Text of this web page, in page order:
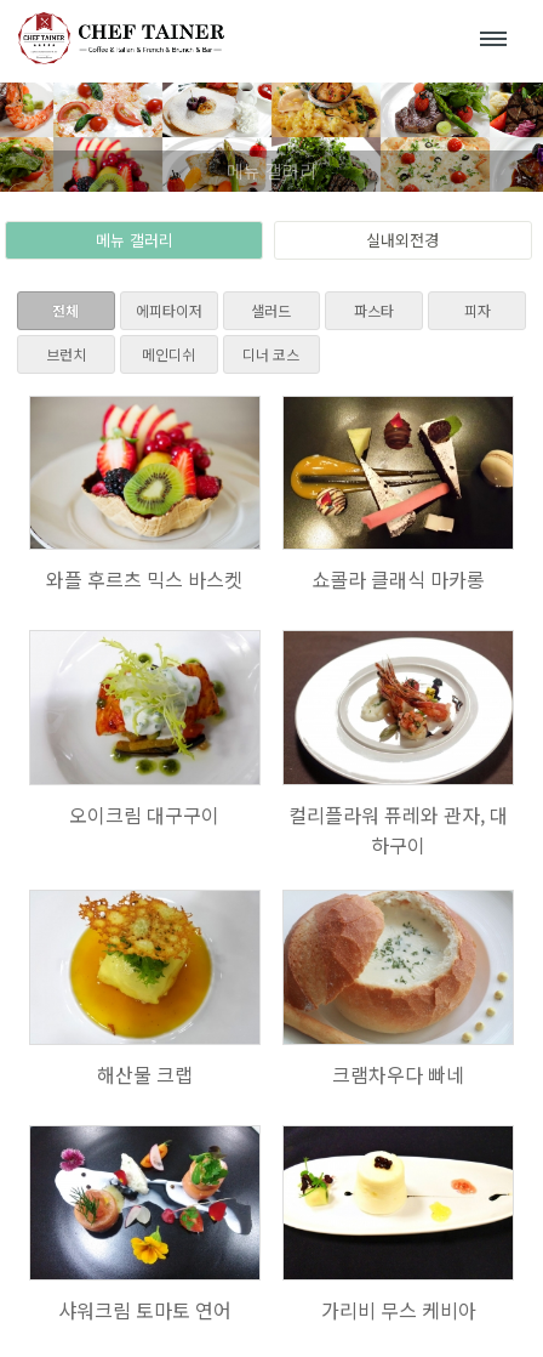
메뉴 갤러리
메뉴 갤러리 실내외전경
전체 에피타이저 샐러드 파스타 피자
브런치 메인디쉬 디너 코스
720
와플 후르츠 믹스 바스켓
754
쇼콜라 클래식 마카롱
793
오이크림 대구구이
990
컬리플라워 퓨레와 관자, 대
하구이
682
해산물 크랩
747
크램차우다 빠네
704
샤워크림 토마토 연어
720
가리비 무스 케비아